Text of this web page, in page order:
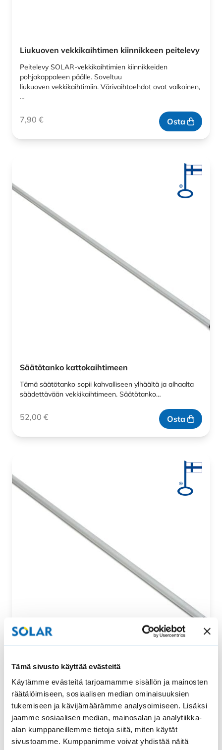
Tämä sivusto käyttää evästeitä
Käytämme evästeitä tarjoamamme sisällön ja mainosten
räätälöimiseen, sosiaalisen median ominaisuuksien
tukemiseen ja kävijämäärämme analysoimiseen. Lisäksi
jaamme sosiaalisen median, mainosalan ja analytiikka-
alan kumppaneillemme tietoja siitä, miten käytät
sivustoamme. Kumppanimme voivat yhdistää näitä
Liukuoven vekkikaihtimen kiinnikkeen peitelevy
Peitelevy SOLAR-vekkikaihtimien kiinnikkeiden
pohjakappaleen päälle. Soveltuu
liukuoven vekkikaihtimiin. Värivaihtoehdot ovat valkoinen,
…
7,90 € Osta
Säätötanko kattokaihtimeen
Tämä säätötanko sopii kahvalliseen ylhäältä ja alhaalta
säädettävään vekkikaihtimeen. Säätötanko…
52,00 € Osta
Säätötanko ylhäältä ja alhaalta säädettävään
vekkikaihtimeen
Tämä säätötanko sopii uralliseen ylhäältä ja alhaalta
säädettävään vekkikaihtimeen. Säätötangon pituus…
52,00€ Osta